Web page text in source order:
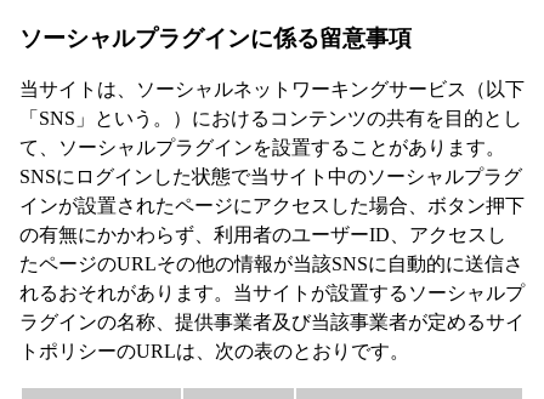
ソーシャルプラグインに係る留意事項
当サイトは、ソーシャルネットワーキングサービス（以下
「SNS」という。）におけるコンテンツの共有を目的とし
て、ソーシャルプラグインを設置することがあります。
SNSにログインした状態で当サイト中のソーシャルプラグ
インが設置されたページにアクセスした場合、ボタン押下
の有無にかかわらず、利用者のユーザーID、アクセスし
たページのURLその他の情報が当該SNSに自動的に送信さ
れるおそれがあります。当サイトが設置するソーシャルプ
ラグインの名称、提供事業者及び当該事業者が定めるサイ
トポリシーのURLは、次の表のとおりです。